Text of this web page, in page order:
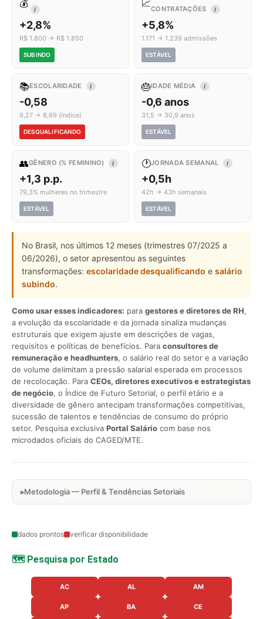
💰
I
+2,8%
R$ 1.800 → R$ 1.850
SUBINDO
📈CONTRATAÇÕES
I
+5,8%
1.171 → 1.239 admissões
ESTÁVEL
📚ESCOLARIDADE I
-0,58
9,27 → 8,69 (índice)
DESQUALIFICANDO
🎂IDADE MÉDIA I
-0,6 anos
31,5 → 30,9 anos
ESTÁVEL
👥GÊNERO (% FEMININO) I
+1,3 p.p.
79,3% mulheres no trimestre
ESTÁVEL
🕐JORNADA SEMANAL I
+0,5h
42h → 43h semanais
ESTÁVEL
No Brasil, nos últimos 12 meses (trimestres 07/2025 a
06/2026), o setor apresentou as seguintes
transformações: escolaridade desqualificando e salário
subindo.
Como usar esses indicadores: para gestores e diretores de RH,
a evolução da escolaridade e da jornada sinaliza mudanças
estruturais que exigem ajuste em descrições de vagas,
requisitos e políticas de benefícios. Para consultores de
remuneração e headhunters, o salário real do setor e a variação
de volume delimitam a pressão salarial esperada em processos
de recolocação. Para CEOs, diretores executivos e estrategistas
de negócio, o Índice de Futuro Setorial, o perfil etário e a
diversidade de gênero antecipam transformações competitivas,
sucessão de talentos e tendências de consumo do próprio
setor. Pesquisa exclusiva Portal Salário com base nos
microdados oficiais do CAGED/MTE.
Metodologia — Perfil & Tendências Setoriais
dados prontos verificar disponibilidade
🗺️ Pesquisa por Estado
AC AL AM
AP BA CE